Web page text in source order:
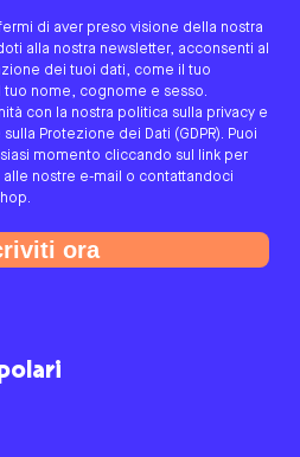
di aver preso visione della nostra
alla nostra newsletter, acconsenti al
dei tuoi dati, come il tuo
nome, cognome e sesso.
con la nostra politica sulla privacy e
Protezione dei Dati (GDPR). Puoi
momento cliccando sul link per
nostre e-mail o contattandoci
ora